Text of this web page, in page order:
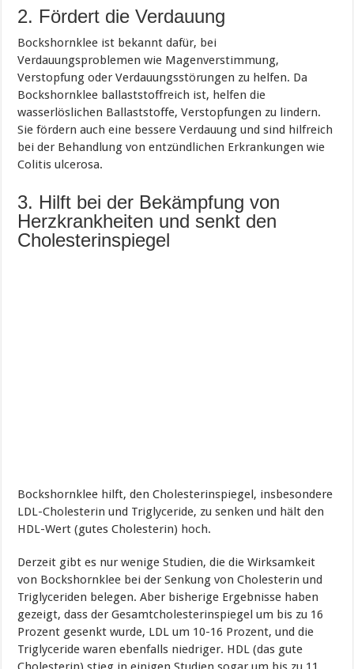
2. Fördert die Verdauung
Bockshornklee ist bekannt dafür, bei
Verdauungsproblemen wie Magenverstimmung,
Verstopfung oder Verdauungsstörungen zu helfen. Da
Bockshornklee ballaststoffreich ist, helfen die
wasserlöslichen Ballaststoffe, Verstopfungen zu lindern.
Sie fördern auch eine bessere Verdauung und sind hilfreich
bei der Behandlung von entzündlichen Erkrankungen wie
Colitis ulcerosa.
3. Hilft bei der Bekämpfung von
Herzkrankheiten und senkt den
Cholesterinspiegel
Bockshornklee hilft, den Cholesterinspiegel, insbesondere
LDL-Cholesterin und Triglyceride, zu senken und hält den
HDL-Wert (gutes Cholesterin) hoch.
Derzeit gibt es nur wenige Studien, die die Wirksamkeit
von Bockshornklee bei der Senkung von Cholesterin und
Triglyceriden belegen. Aber bisherige Ergebnisse haben
gezeigt, dass der Gesamtcholesterinspiegel um bis zu 16
Prozent gesenkt wurde, LDL um 10-16 Prozent, und die
Triglyceride waren ebenfalls niedriger. HDL (das gute